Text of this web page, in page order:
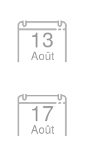
13
Août
17
Août